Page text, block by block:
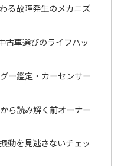
る故障発生のメカニズ
古車選びのライフハッ
ー鑑定・カーセンサー
ら読み解く前オーナー
動を見逃さないチェッ